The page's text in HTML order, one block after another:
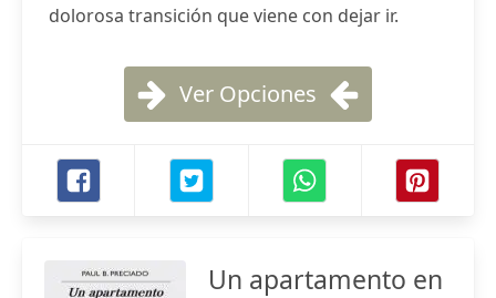
dolorosa transición que viene con dejar ir.
Ver Opciones
Un apartamento en